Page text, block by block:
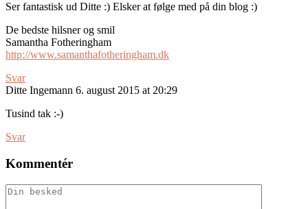
Ser fantastisk ud Ditte :) Elsker at følge med på din blog :)
De bedste hilsner og smil
Samantha Fotheringham
http://www.samanthafotheringham.dk
Svar
Ditte Ingemann 6. august 2015 at 20:29
Tusind tak :-)
Svar
Kommentér